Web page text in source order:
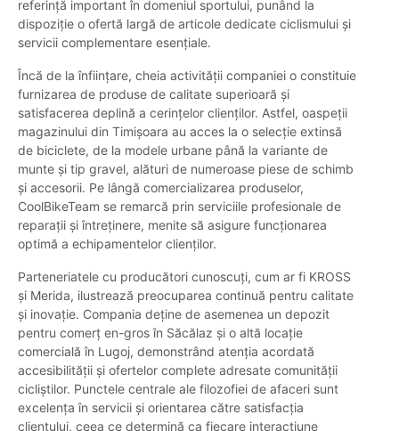
referință important în domeniul sportului, punând la
dispoziție o ofertă largă de articole dedicate ciclismului și
servicii complementare esențiale.
Încă de la înființare, cheia activității companiei o constituie
furnizarea de produse de calitate superioară și
satisfacerea deplină a cerințelor clienților. Astfel, oaspeții
magazinului din Timișoara au acces la o selecție extinsă
de biciclete, de la modele urbane până la variante de
munte și tip gravel, alături de numeroase piese de schimb
și accesorii. Pe lângă comercializarea produselor,
CoolBikeTeam se remarcă prin serviciile profesionale de
reparații și întreținere, menite să asigure funcționarea
optimă a echipamentelor clienților.
Parteneriatele cu producători cunoscuți, cum ar fi KROSS
și Merida, ilustrează preocuparea continuă pentru calitate
și inovație. Compania deține de asemenea un depozit
pentru comerț en-gros în Săcălaz și o altă locație
comercială în Lugoj, demonstrând atenția acordată
accesibilității și ofertelor complete adresate comunității
cicliștilor. Punctele centrale ale filozofiei de afaceri sunt
excelența în servicii și orientarea către satisfacția
clientului, ceea ce determină ca fiecare interacțiune